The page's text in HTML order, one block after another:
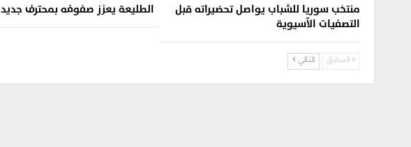
منتخب سوريا للشباب يواصل تحضيراته قبل
التصفيات الآسيوية
الطليعة يعزز صفوفه بمحترف جديد
السابق التالي